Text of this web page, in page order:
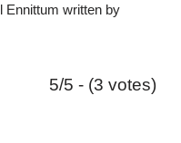
Ennittum written by
5/5 - (3 votes)